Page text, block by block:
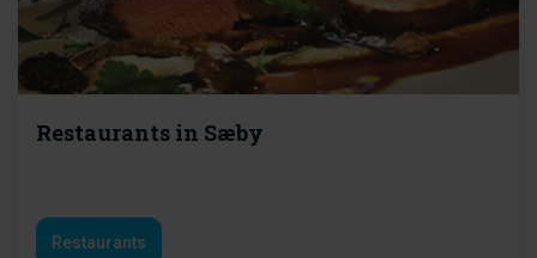
Restaurants in Sæby
Restaurants